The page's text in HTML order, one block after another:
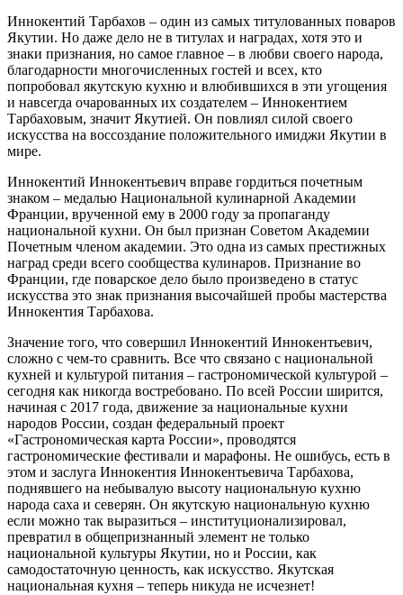
Иннокентий Тарбахов – один из самых титулованных поваров
Якутии. Но даже дело не в титулах и наградах, хотя это и
знаки признания, но самое главное – в любви своего народа,
благодарности многочисленных гостей и всех, кто
попробовал якутскую кухню и влюбившихся в эти угощения
и навсегда очарованных их создателем – Иннокентием
Тарбаховым, значит Якутией. Он повлиял силой своего
искусства на воссоздание положительного имиджи Якутии в
мире.
Иннокентий Иннокентьевич вправе гордиться почетным
знаком – медалью Национальной кулинарной Академии
Франции, врученной ему в 2000 году за пропаганду
национальной кухни. Он был признан Советом Академии
Почетным членом академии. Это одна из самых престижных
наград среди всего сообщества кулинаров. Признание во
Франции, где поварское дело было произведено в статус
искусства это знак признания высочайшей пробы мастерства
Иннокентия Тарбахова.
Значение того, что совершил Иннокентий Иннокентьевич,
сложно с чем-то сравнить. Все что связано с национальной
кухней и культурой питания – гастрономической культурой –
сегодня как никогда востребовано. По всей России ширится,
начиная с 2017 года, движение за национальные кухни
народов России, создан федеральный проект
«Гастрономическая карта России», проводятся
гастрономические фестивали и марафоны. Не ошибусь, есть в
этом и заслуга Иннокентия Иннокентьевича Тарбахова,
поднявшего на небывалую высоту национальную кухню
народа саха и северян. Он якутскую национальную кухню
если можно так выразиться – институционализировал,
превратил в общепризнанный элемент не только
национальной культуры Якутии, но и России, как
самодостаточную ценность, как искусство. Якутская
национальная кухня – теперь никуда не исчезнет!